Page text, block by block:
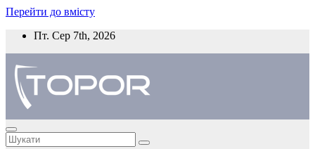
Перейти до вмісту
Пт. Сер 7th, 2026